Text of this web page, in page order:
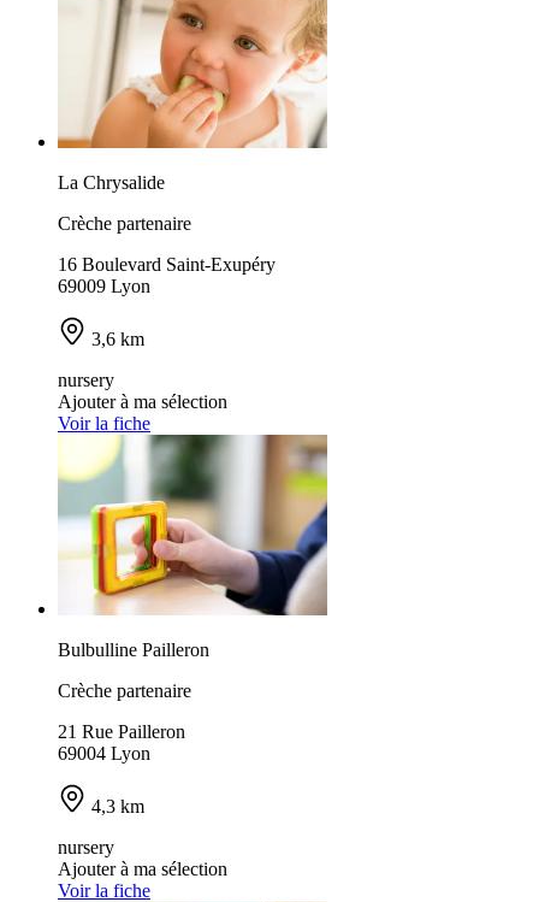
La Chrysalide
Crèche partenaire
16 Boulevard Saint-Exupéry
69009 Lyon
3,6 km
nursery
Ajouter à ma sélection
Voir la fiche
Bulbulline Pailleron
Crèche partenaire
21 Rue Pailleron
69004 Lyon
4,3 km
nursery
Ajouter à ma sélection
Voir la fiche